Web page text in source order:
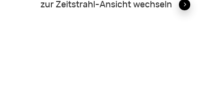
zur Zeitstrahl-Ansicht wechseln